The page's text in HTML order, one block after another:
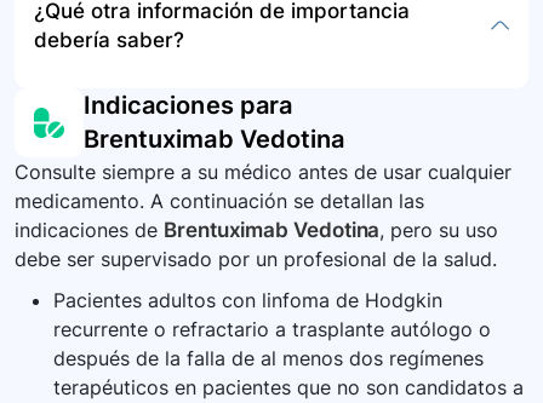
orinar, dolor al orinar y signos de infección como
fiebre o tos. Otros efectos menos graves
pérdida del apetito, cansancio y dificultad para
dormir.
al paciente almacenar o desechar este
medicamento.
brentuximab vedotina, se requiere atención
médica inmediata. Dada su administración
profesionales de la salud, el riesgo de
sobredosis es bajo. Sin embargo, en tal
situación, el equipo médico aplicará las medidas
de soporte y tratamiento necesarias.
¿Qué otra información de importancia
debería saber?
del médico y no faltar a las citas médicas y
exámenes de laboratorio programados. Estos
exámenes permiten monitorear su respuesta al
medicamento y ajustar el tratamiento si es
necesario. Informe inmediatamente a su médico
ante la aparición de efectos secundarios o
reacciones adversas.
Indicaciones para
Brentuximab Vedotina
Consulte siempre a su médico antes de usar cualquier
medicamento. A continuación se detallan las
indicaciones de Brentuximab Vedotina, pero su uso
debe ser supervisado por un profesional de la salud.
Pacientes adultos con linfoma de Hodgkin
recurrente o refractario a trasplante autólogo o
después de la falla de al menos dos regímenes
terapéuticos en pacientes que no son candidatos a